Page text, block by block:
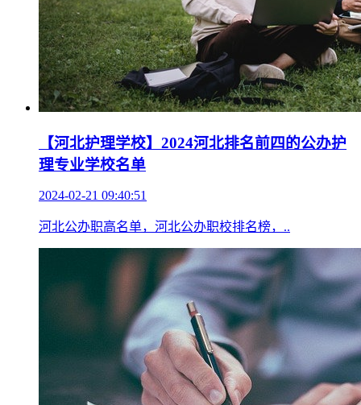
【河北护理学校】2024河北排名前四的公办护
理专业学校名单
2024-02-21 09:40:51
河北公办职高名单，河北公办职校排名榜，..